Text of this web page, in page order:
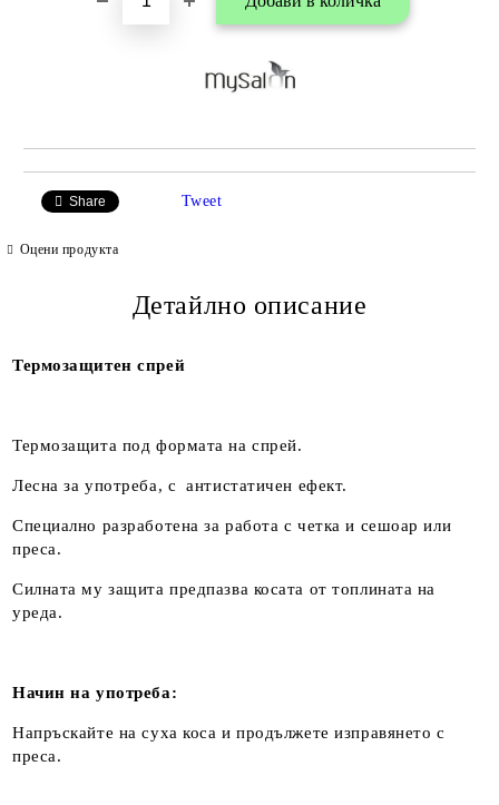
Share Tweet
Оцени продукта
Детайлно описание
Термозащитен спрeй
Термозащита под формата на спрей.
Лесна за употреба, с антистатичен ефект.
Специално разработена за работа с четка и сешоар или
преса.
Силната му защита предпазва косата от топлината на
уреда.
Начин на употреба:
Напръскайте на суха коса и продължете изправянето с
преса.